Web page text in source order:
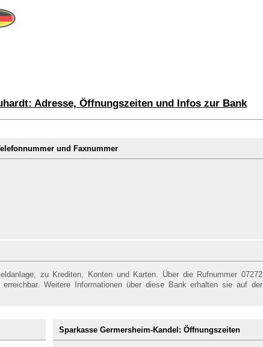
Adresse, Öffnungszeiten und Infos zur Bank
und Faxnummer
zu Krediten, Konten und Karten. Über die Rufnummer 07272
erreichbar. Weitere Informationen über diese Bank erhalten sie auf der
Sparkasse Germersheim-Kandel: Öffnungszeiten